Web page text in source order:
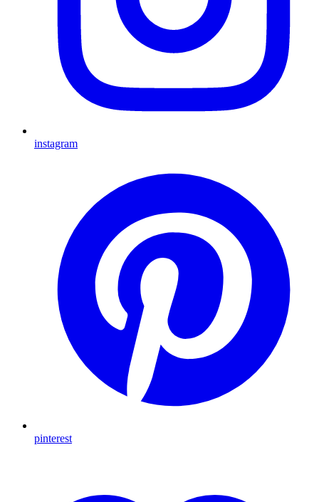
instagram
pinterest